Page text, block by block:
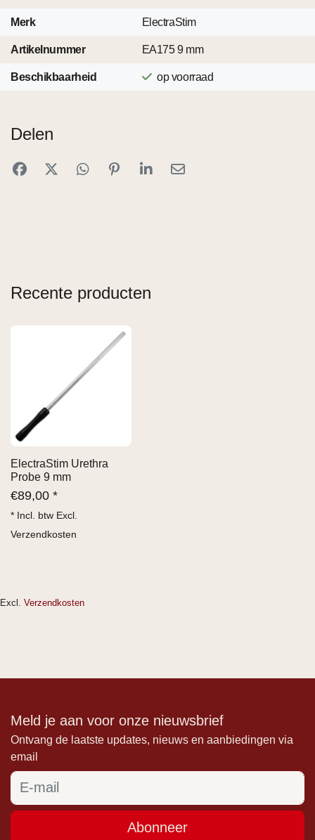
Merk ElectraStim
Artikelnummer EA175 9 mm
Beschikbaarheid op voorraad
Delen
Recente producten
ElectraStim Urethra
Probe 9 mm
€89,00 *
* Incl. btw Excl.
Verzendkosten
Excl. Verzendkosten
Meld je aan voor onze nieuwsbrief
Ontvang de laatste updates, nieuws en aanbiedingen via
email
Abonneer